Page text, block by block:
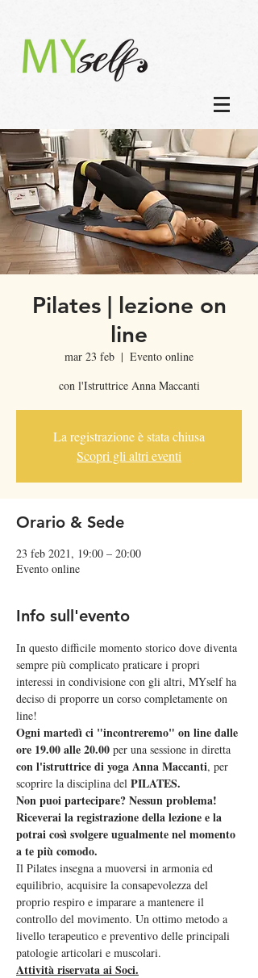
Pilates | lezione on
line
mar 23 feb
  |
Evento online
con l'Istruttrice Anna Maccanti
La registrazione è stata chiusa
Scopri gli altri eventi
Orario & Sede
23 feb 2021, 19:00 – 20:00
Evento online
Info sull'evento
In questo difficile momento storico dove diventa
sempre più complicato praticare i propri
interessi in condivisione con gli altri, MYself ha
deciso di proporre un corso completamente on
line!
Ogni martedì ci "incontreremo" on line dalle
ore 19.00 alle 20.00 per una sessione in diretta
con l'istruttrice di yoga Anna Maccanti, per
scoprire la disciplina del PILATES.
Non puoi partecipare? Nessun problema!
Riceverai la registrazione della lezione e la
potrai così svolgere ugualmente nel momento
a te più comodo.
Il Pilates insegna a muoversi in armonia ed
equilibrio, acquisire la consapevolezza del
proprio respiro e imparare a mantenere il
controllo del movimento. Un ottimo metodo a
livello terapeutico e preventivo delle principali
patologie articolari e muscolari.
Attività riservata ai Soci.